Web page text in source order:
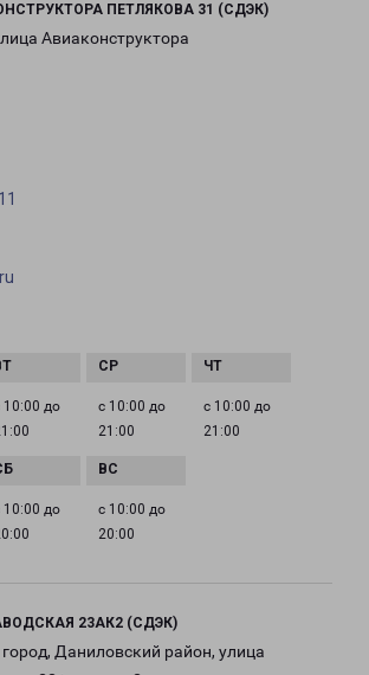
ПЕТЛЯКОВА 31 (СДЭК)
Авиаконструктора
10:00 до
с 10:00 до
21:00
с 10:00 до
21:00
10:00 до
с 10:00 до
20:00
23АК2 (СДЭК)
Даниловский район, улица